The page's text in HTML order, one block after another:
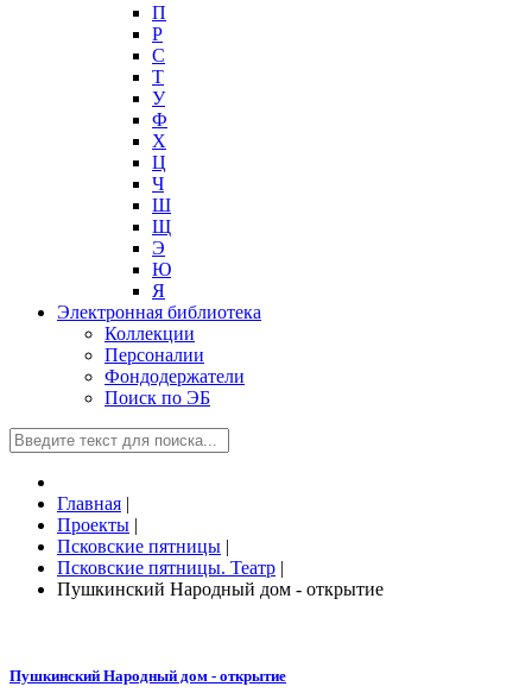
П
Р
С
Т
У
Ф
Х
Ц
Ч
Ш
Щ
Э
Ю
Я
Электронная библиотека
Коллекции
Персоналии
Фондодержатели
Поиск по ЭБ
Главная |
Проекты |
Псковские пятницы |
Псковские пятницы. Театр |
Пушкинский Народный дом - открытие
Пушкинский Народный дом - открытие